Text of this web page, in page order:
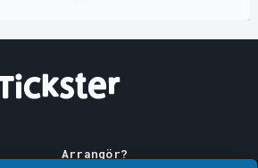
Arrangör?